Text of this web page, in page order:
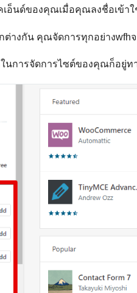
อ็นด์ของคุณเมื่อคุณลงชื่อเข้าใ
างกัน คุณจัดการทุกอย่างwfh
นการจัดการไซต์ของคุณก็อยู่ท